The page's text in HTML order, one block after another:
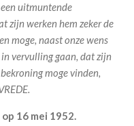
uitmuntende
zijn werken hem zeker de
moge, naast onze wens
vervulling gaan, dat zijn
moge vinden,
16 mei 1952.